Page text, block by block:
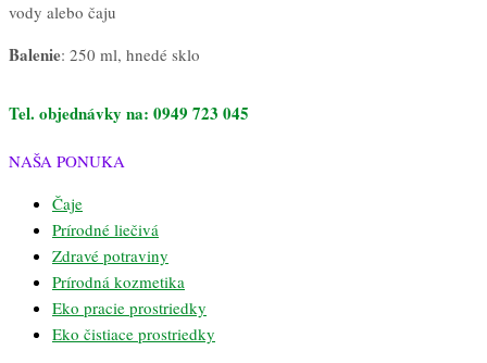
vody alebo čaju
Balenie: 250 ml, hnedé sklo
Tel. objednávky na: 0949 723 045
NAŠA PONUKA
Čaje
Prírodné liečivá
Zdravé potraviny
Prírodná kozmetika
Eko pracie prostriedky
Eko čistiace prostriedky